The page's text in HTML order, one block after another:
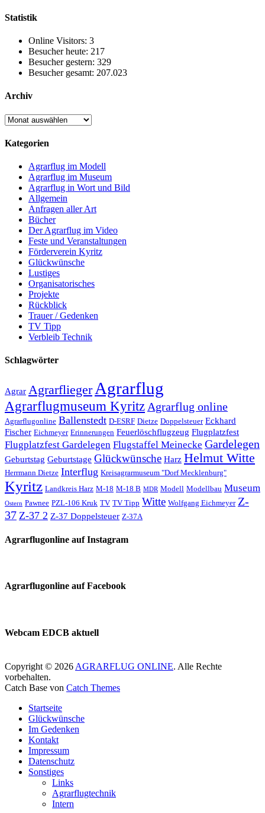
Statistik
Online Visitors: 3
Besucher heute: 217
Besucher gestern: 329
Besucher gesamt: 207.023
Archiv
Archiv
Kategorien
Agrarflug im Modell
Agrarflug im Museum
Agrarflug in Wort und Bild
Allgemein
Anfragen aller Art
Bücher
Der Agrarflug im Video
Feste und Veranstaltungen
Förderverein Kyritz
Glückwünsche
Lustiges
Organisatorisches
Projekte
Rückblick
Trauer / Gedenken
TV Tipp
Verbleib Technik
Schlagwörter
Agrar Agrarflieger Agrarflug
Agrarflugmuseum Kyritz Agrarflug online
Agrarflugonline Ballenstedt D-ESRF Dietze Doppelsteuer Eckhard
Fischer Eichmeyer Erinnerungen Feuerlöschflugzeug Flugplatzfest
Flugplatzfest Gardelegen Flugstaffel Meinecke Gardelegen
Geburtstag Geburtstage Glückwünsche Harz Helmut Witte
Herrmann Dietze Interflug Kreisagrarmuseum "Dorf Mecklenburg"
Kyritz Landkreis Harz M-18 M-18 B MDR Modell Modellbau Museum
Ostern Pawnee PZL-106 Kruk TV TV Tipp Witte Wolfgang Eichmeyer Z-
37 Z-37 2 Z-37 Doppelsteuer Z-37A
Agrarflugonline auf Instagram
Agrarflugonline auf Facebook
Webcam EDCB aktuell
Copyright © 2026 AGRARFLUG ONLINE. Alle Rechte
vorbehalten.
Catch Base von Catch Themes
oben
scrollen
Startseite
Glückwünsche
Im Gedenken
Kontakt
Impressum
Datenschutz
Sonstiges
Links
Agrarflugtechnik
Intern